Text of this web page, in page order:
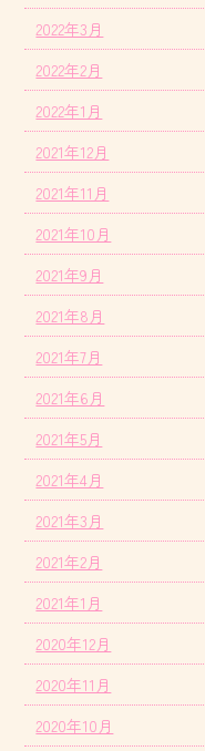
2022年3月
2022年2月
2022年1月
2021年12月
2021年11月
2021年10月
2021年9月
2021年8月
2021年7月
2021年6月
2021年5月
2021年4月
2021年3月
2021年2月
2021年1月
2020年12月
2020年11月
2020年10月